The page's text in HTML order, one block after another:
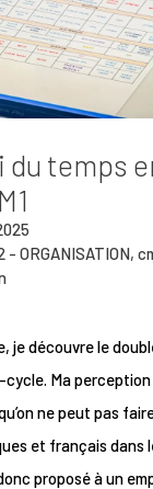
du temps
- ORGANISATION,
je découvre le
cycle. Ma perception
ne peut pas
et français dans
proposé à un